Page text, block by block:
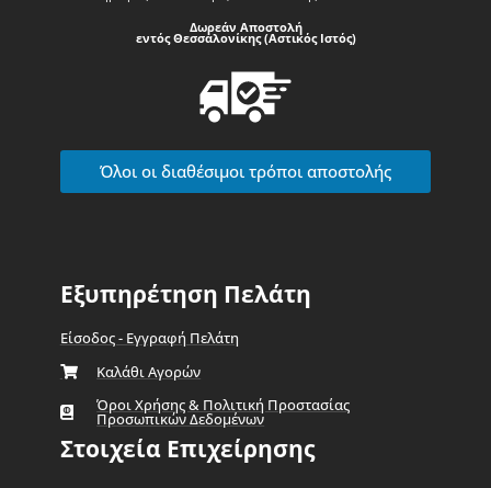
Δωρεάν Αποστολή
εντός Θεσσαλονίκης (Αστικός Ιστός)
Όλοι οι διαθέσιμοι τρόποι αποστολής
Εξυπηρέτηση Πελάτη
Είσοδος - Εγγραφή Πελάτη
Καλάθι Αγορών
Όροι Χρήσης & Πολιτική Προστασίας
Προσωπικών Δεδομένων
Στοιχεία Επιχείρησης